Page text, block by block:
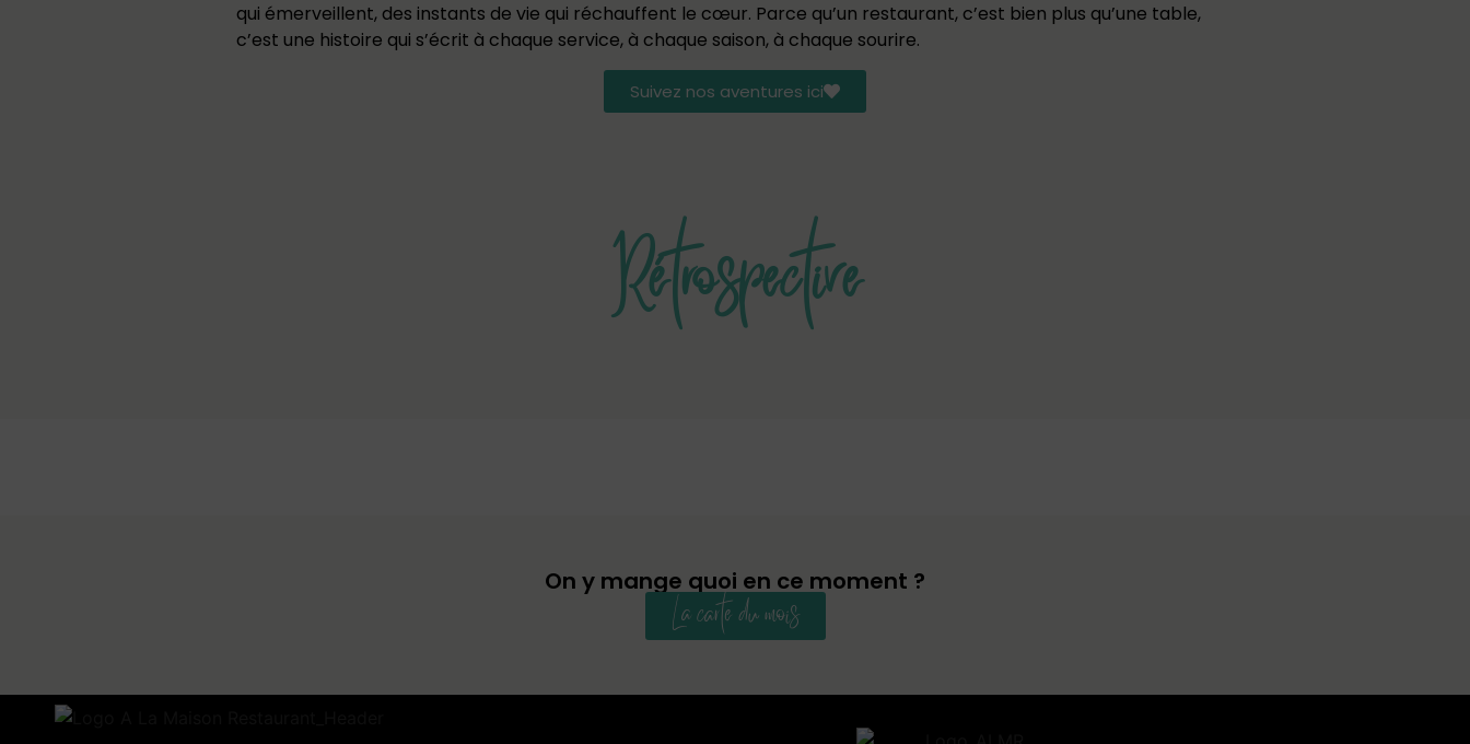
qui émerveillent, des instants de vie qui réchauffent le cœur. Parce qu’un restaurant, c’est bien plus qu’une table,
c’est une histoire qui s’écrit à chaque service, à chaque saison, à chaque sourire.
Suivez nos aventures ici
Rétrospective
On y mange quoi en ce moment ?
La carte du mois